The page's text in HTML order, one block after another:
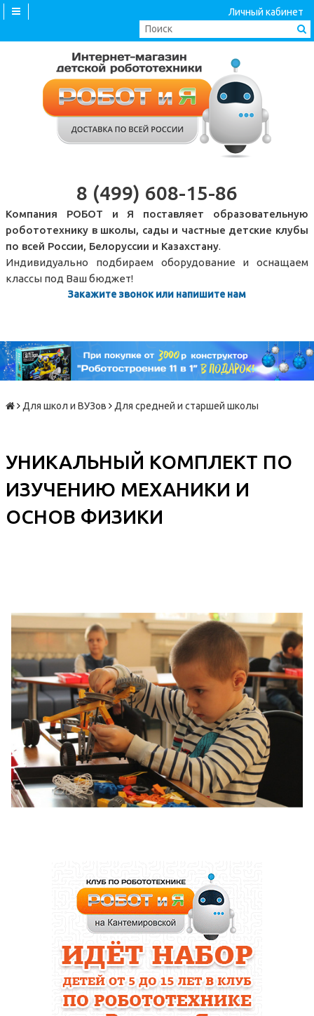
Личный кабинет
8 (499) 608-15-86
Компания РОБОТ и Я поставляет образовательную
робототехнику в школы, сады и частные детские клубы
по всей России, Белоруссии и Казахстану.
Индивидуально подбираем оборудование и оснащаем
классы под Ваш бюджет!
Закажите звонок или напишите нам
Для школ и ВУЗов Для средней и старшей школы
УНИКАЛЬНЫЙ КОМПЛЕКТ ПО
ИЗУЧЕНИЮ МЕХАНИКИ И
ОСНОВ ФИЗИКИ